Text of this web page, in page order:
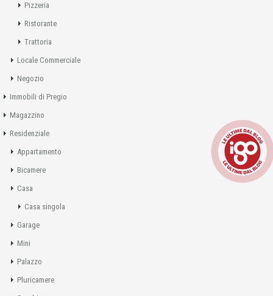
Pizzeria
Ristorante
Trattoria
Locale Commerciale
Negozio
Immobili di Pregio
Magazzino
Residenziale
Appartamento
Bicamere
Casa
Casa singola
Garage
Mini
Palazzo
Pluricamere